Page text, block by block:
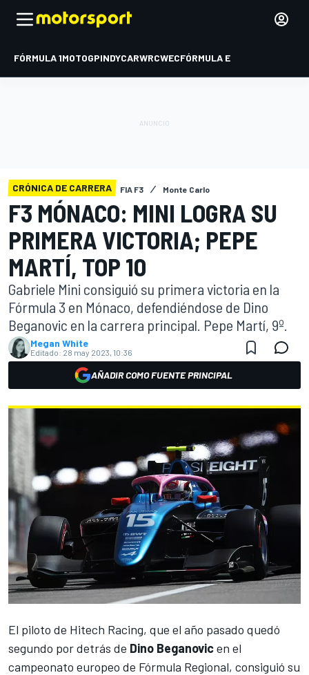
FÓRMULA 1MOTOGPINDYCARWRCWECFÓRMULA E
CRÓNICA DE CARRERA FIA F3 Monte Carlo
F3 MÓNACO: MINI LOGRA SU
PRIMERA VICTORIA; PEPE
MARTÍ, TOP 10
Gabriele Mini consiguió su primera victoria en la
Fórmula 3 en Mónaco, defendiéndose de Dino
Beganovic en la carrera principal. Pepe Martí, 9º.
Megan White
Editado: 28 may 2023, 10:36
AÑADIR COMO FUENTE PRINCIPAL
El piloto de Hitech Racing, que el año pasado quedó
segundo por detrás de Dino Beganovicen el
campeonato europeo de Fórmula Regional, consiguió su